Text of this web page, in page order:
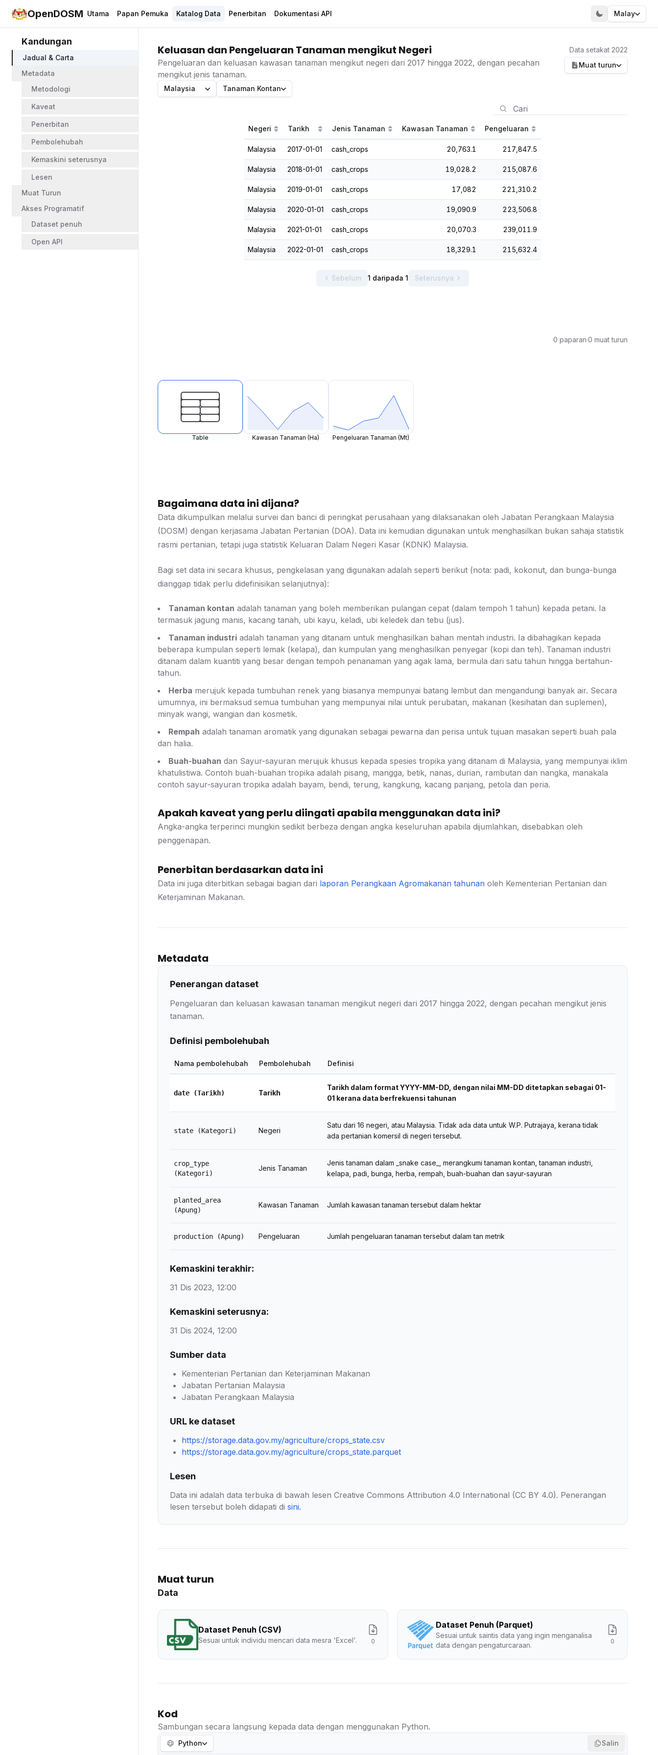
OpenDOSM Utama Papan Pemuka Katalog Data Penerbitan Dokumentasi API Malay
Kandungan
Jadual & Carta
Metadata
Metodologi
Kaveat
Penerbitan
Pembolehubah
Kemaskini seterusnya
Lesen
Muat Turun
Akses Programatif
Dataset penuh
Open API
Keluasan dan Pengeluaran Tanaman mengikut Negeri Data setakat 2022
Pengeluaran dan keluasan kawasan tanaman mengikut negeri dari 2017 hingga 2022, dengan pecahan
mengikut jenis tanaman.
Muat turun
Malaysia Tanaman Kontan
Negeri Tarikh Jenis Tanaman Kawasan Tanaman Pengeluaran
Malaysia 2017-01-01 cash_crops 20,763.1 217,847.5
Malaysia 2018-01-01 cash_crops 19,028.2 215,087.6
Malaysia 2019-01-01 cash_crops 17,082 221,310.2
Malaysia 2020-01-01 cash_crops 19,090.9 223,506.8
Malaysia 2021-01-01 cash_crops 20,070.3 239,011.9
Malaysia 2022-01-01 cash_crops 18,329.1 215,632.4
Sebelum 1 daripada 1 Seterusnya
0 paparan·0 muat turun
Table Kawasan Tanaman (Ha) Pengeluaran Tanaman (Mt)
Bagaimana data ini dijana?
Data dikumpulkan melalui survei dan banci di peringkat perusahaan yang dilaksanakan oleh Jabatan Perangkaan Malaysia
(DOSM) dengan kerjasama Jabatan Pertanian (DOA). Data ini kemudian digunakan untuk menghasilkan bukan sahaja statistik
rasmi pertanian, tetapi juga statistik Keluaran Dalam Negeri Kasar (KDNK) Malaysia.
Bagi set data ini secara khusus, pengkelasan yang digunakan adalah seperti berikut (nota: padi, kokonut, dan bunga-bunga
dianggap tidak perlu didefinisikan selanjutnya):
Tanaman kontan adalah tanaman yang boleh memberikan pulangan cepat (dalam tempoh 1 tahun) kepada petani. Ia
termasuk jagung manis, kacang tanah, ubi kayu, keladi, ubi keledek dan tebu (jus).
Tanaman industriadalah tanaman yang ditanam untuk menghasilkan bahan mentah industri. Ia dibahagikan kepada
beberapa kumpulan seperti lemak (kelapa), dan kumpulan yang menghasilkan penyegar (kopi dan teh). Tanaman industri
ditanam dalam kuantiti yang besar dengan tempoh penanaman yang agak lama, bermula dari satu tahun hingga bertahun-
tahun.
Herba merujuk kepada tumbuhan renek yang biasanya mempunyai batang lembut dan mengandungi banyak air. Secara
umumnya, ini bermaksud semua tumbuhan yang mempunyai nilai untuk perubatan, makanan (kesihatan dan suplemen),
minyak wangi, wangian dan kosmetik.
Rempah adalah tanaman aromatik yang digunakan sebagai pewarna dan perisa untuk tujuan masakan seperti buah pala
dan halia.
Buah-buahan dan Sayur-sayuran merujuk khusus kepada spesies tropika yang ditanam di Malaysia, yang mempunyai iklim
khatulistiwa. Contoh buah-buahan tropika adalah pisang, mangga, betik, nanas, durian, rambutan dan nangka, manakala
contoh sayur-sayuran tropika adalah bayam, bendi, terung, kangkung, kacang panjang, petola dan peria.
Apakah kaveat yang perlu diingati apabila menggunakan data ini?
Angka-angka terperinci mungkin sedikit berbeza dengan angka keseluruhan apabila dijumlahkan, disebabkan oleh
penggenapan.
Penerbitan berdasarkan data ini
Data ini juga diterbitkan sebagai bagian dari laporan Perangkaan Agromakanan tahunanoleh Kementerian Pertanian dan
Keterjaminan Makanan.
Metadata
Penerangan dataset
Pengeluaran dan keluasan kawasan tanaman mengikut negeri dari 2017 hingga 2022, dengan pecahan mengikut jenis
tanaman.
Definisi pembolehubah
Nama pembolehubah Pembolehubah Definisi
date (Tarikh) Tarikh
Tarikh dalam format YYYY-MM-DD, dengan nilai MM-DD ditetapkan sebagai 01-
01 kerana data berfrekuensi tahunan
state (Kategori) Negeri
Satu dari 16 negeri, atau Malaysia. Tidak ada data untuk W.P. Putrajaya, kerana tidak
ada pertanian komersil di negeri tersebut.
crop_type
(Kategori)
Jenis Tanaman
Jenis tanaman dalam _snake case_, merangkumi tanaman kontan, tanaman industri,
kelapa, padi, bunga, herba, rempah, buah-buahan dan sayur-sayuran
planted_area
(Apung)
Kawasan Tanaman Jumlah kawasan tanaman tersebut dalam hektar
production (Apung) Pengeluaran Jumlah pengeluaran tanaman tersebut dalam tan metrik
Kemaskini terakhir:
31 Dis 2023, 12:00
Kemaskini seterusnya:
31 Dis 2024, 12:00
Sumber data
Kementerian Pertanian dan Keterjaminan Makanan
Jabatan Pertanian Malaysia
Jabatan Perangkaan Malaysia
URL ke dataset
https://storage.data.gov.my/agriculture/crops_state.csv
https://storage.data.gov.my/agriculture/crops_state.parquet
Lesen
Data ini adalah data terbuka di bawah lesen Creative Commons Attribution 4.0 International (CC BY 4.0). Penerangan
lesen tersebut boleh didapati di sini.
Muat turun
Data
Dataset Penuh (CSV)
Sesuai untuk individu mencari data mesra 'Excel'. 0
Dataset Penuh (Parquet)
Sesuai untuk saintis data yang ingin menganalisa
data dengan pengaturcaraan.
0
Kod
Sambungan secara langsung kepada data dengan menggunakan Python.
Python Salin